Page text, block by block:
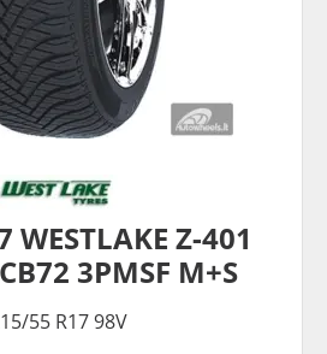
WESTLAKE Z-401
3PMSF M+S
55 R17 98V